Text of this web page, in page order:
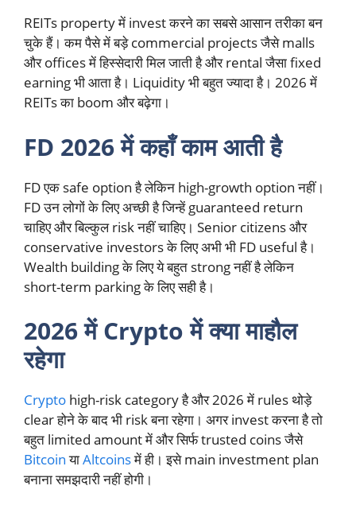
REITs property में invest करने का सबसे आसान तरीका बन
चुके हैं। कम पैसे में बड़े commercial projects जैसे malls
और offices में हिस्सेदारी मिल जाती है और rental जैसा fixed
earning भी आता है। Liquidity भी बहुत ज्यादा है। 2026 में
REITs का boom और बढ़ेगा।
FD 2026 में कहाँ काम आती है
FD एक safe option है लेकिन high-growth option नहीं।
FD उन लोगों के लिए अच्छी है जिन्हें guaranteed return
चाहिए और बिल्कुल risk नहीं चाहिए। Senior citizens और
conservative investors के लिए अभी भी FD useful है।
Wealth building के लिए ये बहुत strong नहीं है लेकिन
short-term parking के लिए सही है।
2026 में Crypto में क्या माहौल
रहेगा
Crypto high-risk category है और 2026 में rules थोड़े
clear होने के बाद भी risk बना रहेगा। अगर invest करना है तो
बहुत limited amount में और सिर्फ trusted coins जैसे
BitcoinयाAltcoinsमें ही। इसे main investment plan
बनाना समझदारी नहीं होगी।